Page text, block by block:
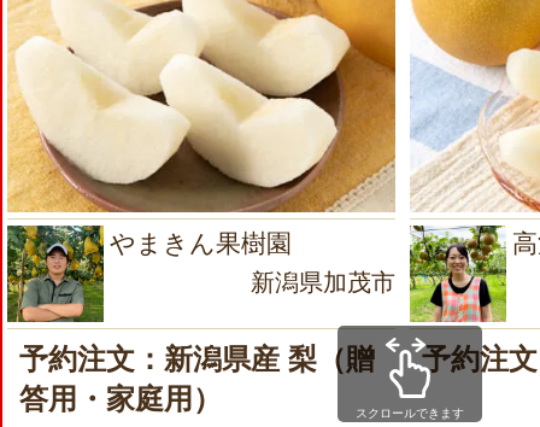
やまきん果樹園
新潟県加茂市
予約注文：新潟県産 梨（贈
答用・家庭用）
予約注
スクロールできます